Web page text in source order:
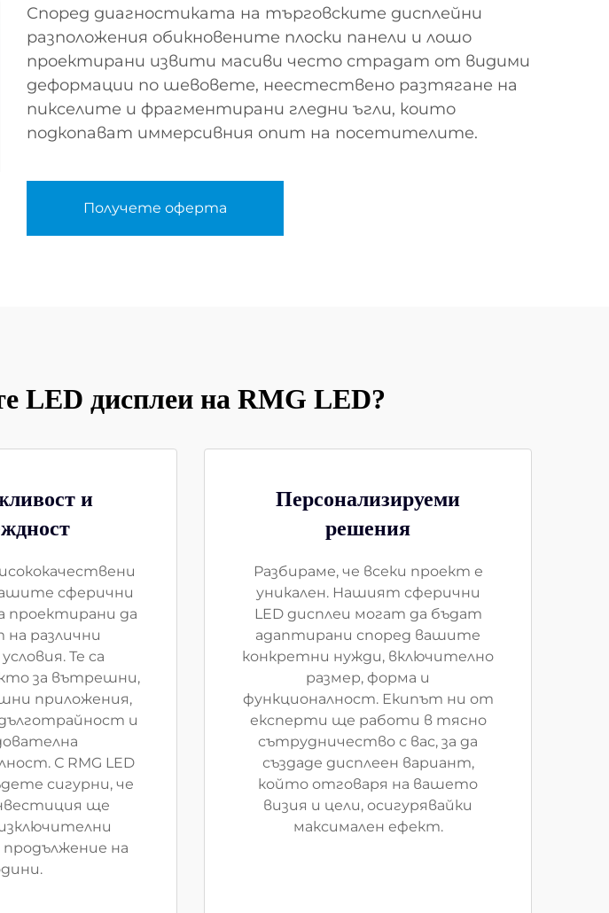
Според диагностиката на търговските дисплейни
разположения обикновените плоски панели и лошо
проектирани извити масиви често страдат от видими
деформации по шевовете, неестествено разтягане на
пикселите и фрагментирани гледни ъгли, които
подкопават иммерсивния опит на посетителите.
Получете оферта
LED дисплеи на RMG LED?
и
сферични
проектирани да
различни
Те са
за вътрешни,
приложения,
и
С RMG LED
сигурни, че
ще
на
Персонализируеми
решения
Разбираме, че всеки проект е
уникален. Нашият сферични
LED дисплеи могат да бъдат
адаптирани според вашите
конкретни нужди, включително
размер, форма и
функционалност. Екипът ни от
експерти ще работи в тясно
сътрудничество с вас, за да
създаде дисплеен вариант,
който отговаря на вашето
визия и цели, осигурявайки
максимален ефект.